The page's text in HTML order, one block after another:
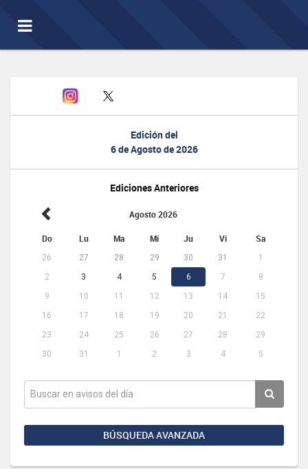
Toggle
navigation
Edición del
6 de Agosto de 2026
Ediciones Anteriores
Agosto 2026
Do Lu Ma Mi Ju Vi Sa
26 27 28 29 30 31
1
2
3 4 5 6 7
8
9
10 11 12 13 14
15
16
17 18 19 20 21
22
23
24 25 26 27 28
29
30
31 1 2 3 4 5
BÚSQUEDA AVANZADA